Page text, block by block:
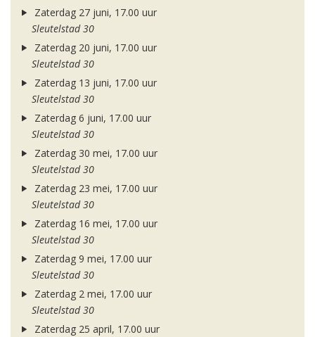
Zaterdag 27 juni, 17.00 uur
Sleutelstad 30
Zaterdag 20 juni, 17.00 uur
Sleutelstad 30
Zaterdag 13 juni, 17.00 uur
Sleutelstad 30
Zaterdag 6 juni, 17.00 uur
Sleutelstad 30
Zaterdag 30 mei, 17.00 uur
Sleutelstad 30
Zaterdag 23 mei, 17.00 uur
Sleutelstad 30
Zaterdag 16 mei, 17.00 uur
Sleutelstad 30
Zaterdag 9 mei, 17.00 uur
Sleutelstad 30
Zaterdag 2 mei, 17.00 uur
Sleutelstad 30
Zaterdag 25 april, 17.00 uur